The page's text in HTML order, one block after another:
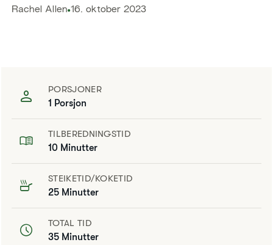
​​Rachel Allen​ 16. oktober 2023
PORSJONER
1 Porsjon
TILBEREDNINGSTID
10 Minutter
STEIKETID/KOKETID
25 Minutter
TOTAL TID
35 Minutter